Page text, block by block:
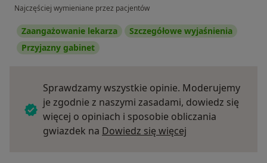
Najczęściej wymieniane przez pacjentów
Zaangażowanie lekarza
Szczegółowe wyjaśnienia
Przyjazny gabinet
Sprawdzamy wszystkie opinie. Moderujemy
je zgodnie z naszymi zasadami, dowiedz się
więcej o opiniach i sposobie obliczania
gwiazdek na Dowiedz się więcej